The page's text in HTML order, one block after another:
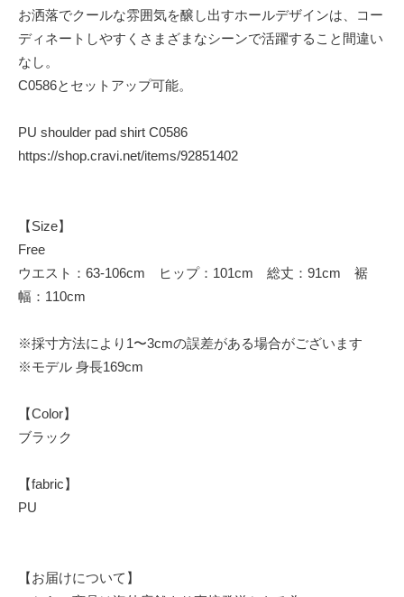
お洒落でクールな雰囲気を醸し出すホールデザインは、コー
ディネートしやすくさまざまなシーンで活躍すること間違い
なし。
C0586とセットアップ可能。
PU shoulder pad shirt C0586
https://shop.cravi.net/items/92851402
【Size】
Free
ウエスト：63-106cm ヒップ：101cm 総丈：91cm 裾
幅：110cm
※採寸方法により1〜3cmの誤差がある場合がございます
※モデル 身長169cm
【Color】
ブラック
【fabric】
PU
【お届けについて】